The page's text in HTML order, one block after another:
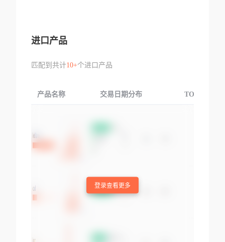
进口产品
匹配到共计10+个进口产品
产品名称 交易日期分布 TOP3交易国
登录查看更多